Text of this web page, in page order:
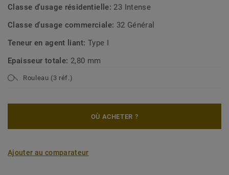
Classe d'usage résidentielle: 23 Intense
Classe d'usage commerciale: 32 Général
Teneur en agent liant: Type I
Epaisseur totale: 2,80 mm
Rouleau (3 réf.)
OÙ ACHETER ?
Ajouter au comparateur